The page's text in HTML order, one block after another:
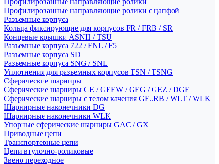
Профилированные направляющие ролики
Профилированные направляющие ролики с цапфой
Разъемные корпуса
Кольца фиксирующие для корпусов FR / FRB / SR
Концевые крышки ASNH / TSU
Разъемные корпуса 722 / FNL / F5
Разъемные корпуса SD
Разъемные корпуса SNG / SNL
Уплотнения для разъемных корпусов TSN / TSNG
Сферические шарниры
Сферические шарниры GE / GEEW / GEG / GEZ / DGE
Сферические шарниры с телом качения GE..RB / WLT / WLK
Шарнирные наконечники DG
Шарнирные наконечники WLK
Упорные сферические шарниры GAC / GX
Приводные цепи
Транспортерные цепи
Цепи втулочно-роликовые
Звено переходное